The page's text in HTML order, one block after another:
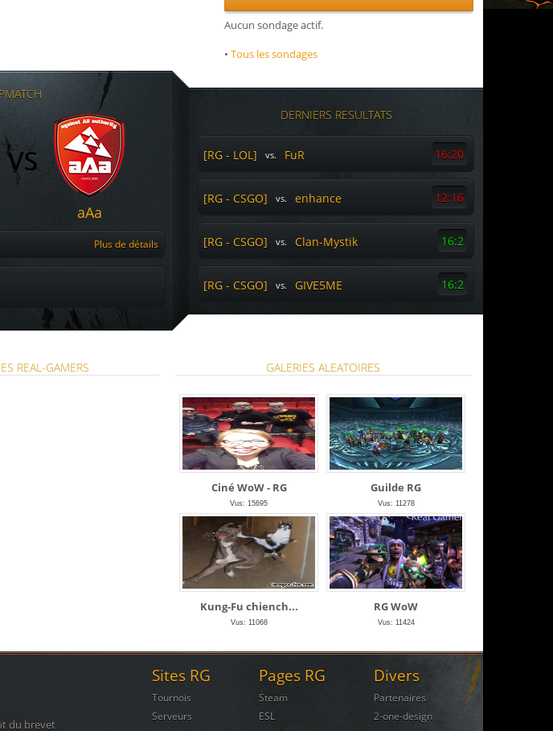
Aucun sondage actif.
• Tous les sondages
aAa
Plus de détails
DERNIERS RESULTATS
[RG - LOL] vs. FuR 16:20
[RG - CSGO] vs. enhance 12:16
[RG - CSGO] vs. Clan-Mystik 16:2
[RG - CSGO] vs. GIVE5ME 16:2
REAL-GAMERS GALERIES ALEATOIRES
Ciné WoW - RG
Vus: 15695
Guilde RG
Vus: 11278
Kung-Fu chiench...
Vus: 11068
RG WoW
Vus: 11424
du brevet
Sites RG
Tournois
Serveurs
Pages RG
Steam
ESL
Divers
Partenaires
2-one-design